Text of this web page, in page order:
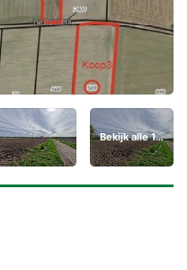
Bekijk alle 15 foto's